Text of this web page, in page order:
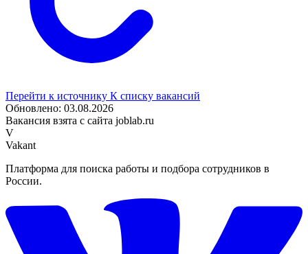
Перейти к источнику К списку вакансий
Обновлено: 03.08.2026
Вакансия взята с сайта joblab.ru
V
Vakant
Платформа для поиска работы и подбора сотрудников в
России.